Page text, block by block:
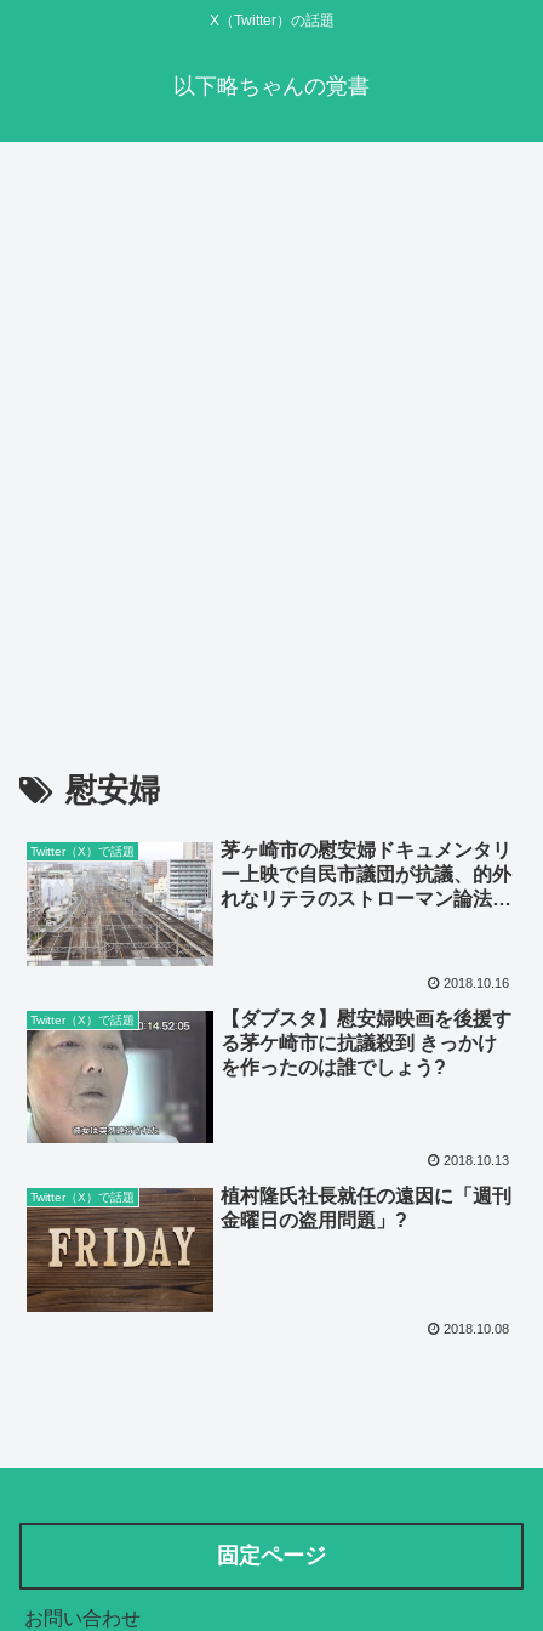
X（Twitter）の話題
以下略ちゃんの覚書
慰安婦
Twitter（X）で話題
茅ヶ崎市の慰安婦ドキュメンタリ
ー上映で自民市議団が抗議、的外
れなリテラのストローマン論法記
2018.10.16
Twitter（X）で話題
【ダブスタ】慰安婦映画を後援す
る茅ケ崎市に抗議殺到 きっかけ
を作ったのは誰でしょう?
2018.10.13
Twitter（X）で話題
植村隆氏社長就任の遠因に「週刊
金曜日の盗用問題」?
2018.10.08
固定ページ
お問い合わせ